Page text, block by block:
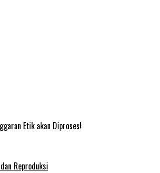
Etik akan Diproses!
Reproduksi